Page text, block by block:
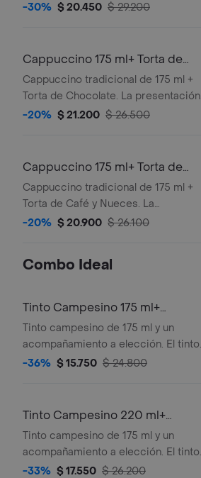
-30% $ 20.450 $ 29.200
Cappuccino 175 ml+ Torta de
Chocolate
Cappuccino tradicional de 175 ml +
Torta de Chocolate. La presentación
del Cappuccino puede variar
transporte para pedidos a domicilio.
-20% $ 21.200 $ 26.500
Cappuccino 175 ml+ Torta de
Café
Cappuccino tradicional de 175 ml +
Torta de Café y Nueces. La
presentación del Cappuccino puede
durante el transporte para pedidos a
-20% $ 20.900 $ 26.100
Combo Ideal
Tinto Campesino 175 ml+
Acompañamiento
Tinto campesino de 175 ml y un
acompañamiento a elección. El tinto
contiene panela, canela y clavos.
-36% $ 15.750 $ 24.800
Tinto Campesino 220 ml+
Acompañamiento
Tinto campesino de 175 ml y un
acompañamiento a elección. El tinto
contiene panela, canela y clavos.
-33% $ 17.550 $ 26.200